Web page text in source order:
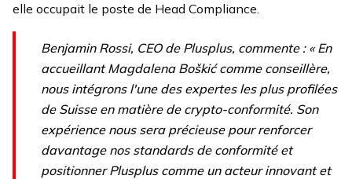
elle occupait le poste de Head Compliance.
Benjamin Rossi, CEO de Plusplus, commente : « En
accueillant Magdalena Boškić comme conseillère,
nous intégrons l'une des expertes les plus profilées
de Suisse en matière de crypto-conformité. Son
expérience nous sera précieuse pour renforcer
davantage nos standards de conformité et
positionner Plusplus comme un acteur innovant et